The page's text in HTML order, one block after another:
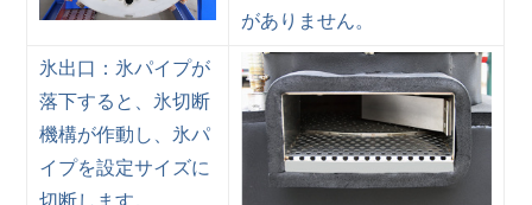
がありません。
氷出口：氷パイプが
落下すると、氷切断
機構が作動し、氷パ
イプを設定サイズに